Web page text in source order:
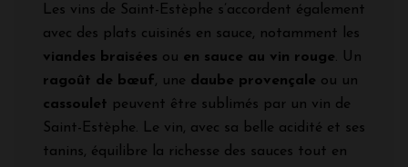
Les vins de Saint-Estèphe s’accordent également
avec des plats cuisinés en sauce, notamment les
viandes braisées ou en sauce au vin rouge. Un
ragoût de bœuf, une daube provençale ou un
cassoulet peuvent être sublimés par un vin de
Saint-Estèphe. Le vin, avec sa belle acidité et ses
tanins, équilibre la richesse des sauces tout en